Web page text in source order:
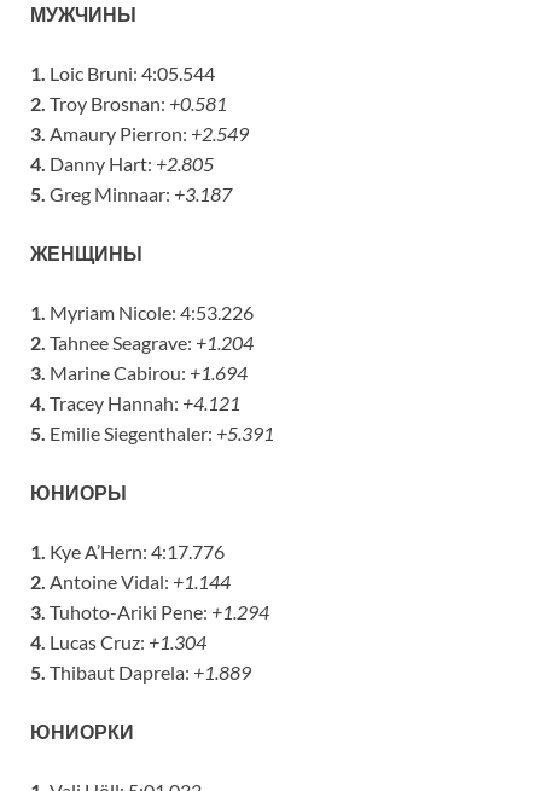
МУЖЧИНЫ
1. Loic Bruni: 4:05.544
2. Troy Brosnan: +0.581
3. Amaury Pierron: +2.549
4. Danny Hart: +2.805
5. Greg Minnaar: +3.187
ЖЕНЩИНЫ
1. Myriam Nicole: 4:53.226
2. Tahnee Seagrave: +1.204
3. Marine Cabirou: +1.694
4. Tracey Hannah: +4.121
5. Emilie Siegenthaler: +5.391
ЮНИОРЫ
1. Kye A’Hern: 4:17.776
2. Antoine Vidal: +1.144
3. Tuhoto-Ariki Pene: +1.294
4. Lucas Cruz: +1.304
5. Thibaut Daprela: +1.889
ЮНИОРКИ